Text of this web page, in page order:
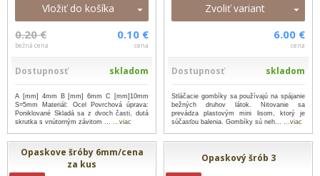
Vložiť do košíka
0.20 €
bežná cena
0.10 €
cena
Dostupnosť skladom
A [mm] 4mm B [mm] 6mm C [mm]10mm
S=5mm Materiál: Ocel Povrchová úprava:
Poniklované Skladá sa z dvoch časti, dutá
skrutka s vnútorným závitom ...
...viac
Zvoliť variant
6.00 €
cena
Dostupnosť skladom
Stláčacie gombíky sa používajú na spájanie
bežných druhov látok. Nitovanie sa
prevádza plastovým mini lisom, ktorý je
súčasťou balenia. Gombíky sú neh...
...viac
Opaskove šróby 6mm/cena
za kus
Opaskový šrób 3